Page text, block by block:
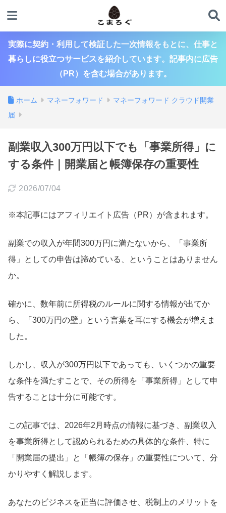
実際に契約・利用して検証した一次情報をもとに、仕事と
暮らしに役立つサービスを紹介しています。記事内に広告
（PR）を含む場合があります。
ホーム マネーフォワード
マネーフォワード クラウド開業
届
副業収入300万円以下でも「事業所得」に
する条件｜開業届と帳簿保存の重要性
2026/07/04
※本記事にはアフィリエイト広告（PR）が含まれます。
副業での収入が年間300万円に満たないから、「事業所
得」としての申告は諦めている、ということはありません
か。
確かに、数年前に所得税のルールに関する情報が出てか
ら、「300万円の壁」という言葉を耳にする機会が増えま
した。
しかし、収入が300万円以下であっても、いくつかの重要
な条件を満たすことで、その所得を「事業所得」として申
告することは十分に可能です。
この記事では、2026年2月時点の情報に基づき、副業収入
を事業所得として認められるための具体的な条件、特に
「開業届の提出」と「帳簿の保存」の重要性について、分
かりやすく解説します。
あなたのビジネスを正当に評価させ、税制上のメリットを